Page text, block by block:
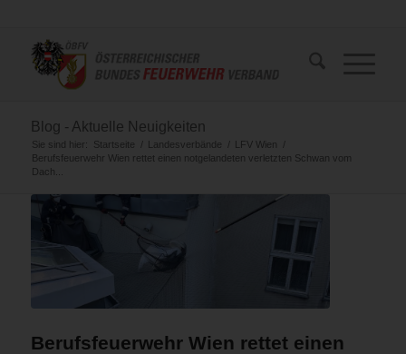
Blog - Aktuelle Neuigkeiten
Sie sind hier: Startseite / Landesverbände / LFV Wien
/
Berufsfeuerwehr Wien rettet einen notgelandeten verletzten Schwan vom
Dach...
Berufsfeuerwehr Wien rettet einen